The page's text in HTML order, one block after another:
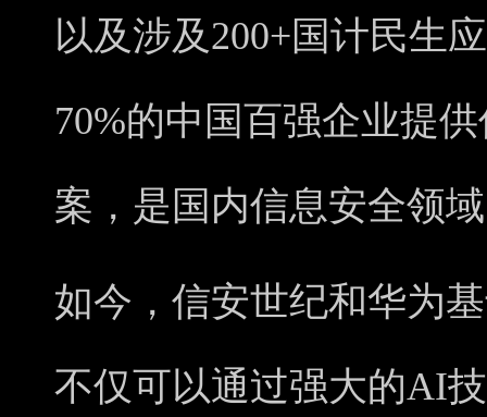
以及涉及200+国计民生
70%的中国百强企业提
案，是国内信息安全领
如今，信安世纪和华为
不仅可以通过强大的AI